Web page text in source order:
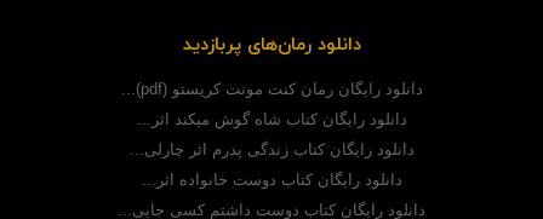
دانلود رمان‌های پربازدید
دانلود رایگان رمان کنت مونت کریستو (pdf)...
دانلود رایگان کتاب شاه گوش میکند اثر...
دانلود رایگان کتاب زندگی پدرم اثر چارلی...
دانلود رایگان کتاب دوست خانواده اثر...
دانلود رایگان کتاب دوست داشتم کسی جایی...